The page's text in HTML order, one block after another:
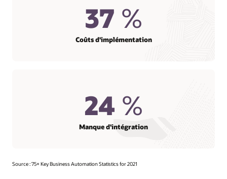
37 %
Coûts d'implémentation
24 %
Manque d'intégration
Source : 75+ Key Business Automation Statistics for 2021